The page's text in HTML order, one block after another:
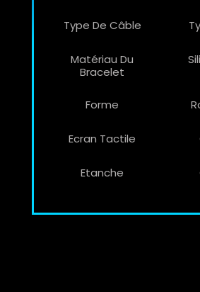
Type De Câble
Matériau Du
Bracelet
Forme
Ecran Tactile
Etanche